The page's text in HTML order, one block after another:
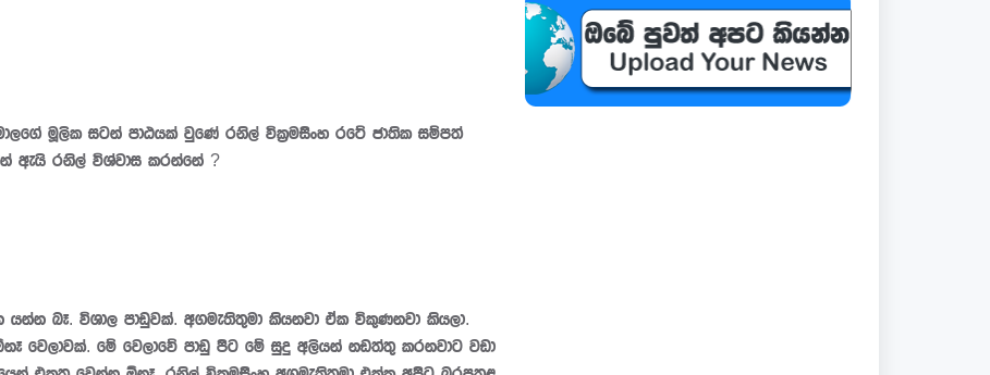
සටන් පාඨයක් වුණේ රනිල් වික්‍රමසිංහ රටේ ජාතික සම්පත්
ඇයි රනිල් විශ්වාස කරන්නේ ?
විශාල පාඩුවක්. අගමැතිතුමා කියනවා ඒක විකුණනවා කියලා.
වෙලාවක්. මේ වෙලාවේ පාඩු පිට මේ සුදු අලියන් නඩත්තු කරනවාට වඩා